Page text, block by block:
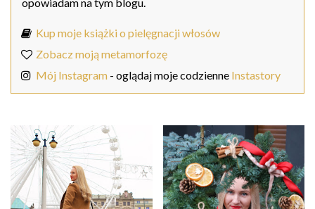
Kup moje książki o pielęgnacji włosów
Zobacz moją metamorfozę
Mój Instagram - oglądaj moje codzienne Instastory